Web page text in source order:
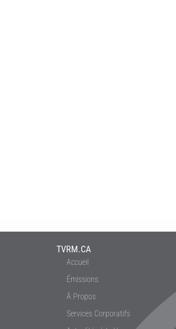
TVRM.CA
Accueil
Émissions
À Propos
Services Corporatifs